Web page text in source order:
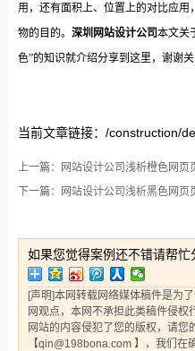
用，还有面积上、位置上的对比应
物的目的。 深圳网站设计公司本文关
色”的知识就介绍分享到这里，谢谢
当前文章链接：/construction/
上一篇：网站设计公司浅析橙色网页
下一篇：网站设计公司浅析黑色网页
如果您觉得案例还不错请帮忙
[声明]本网转载网络媒体稿件是为
网观点，本网不承担此类稿件侵
网站的内容侵犯了您的版权，请您
【qin@198bona.com 】，我们在